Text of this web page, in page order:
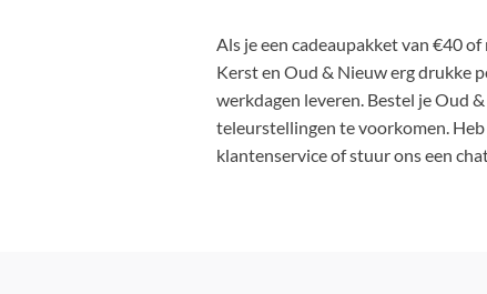
Als je een cadeaupakket van €40
Kerst en Oud & Nieuw erg drukke
werkdagen leveren. Bestel je Oud
teleurstellingen te voorkomen.
klantenservice of stuur ons een